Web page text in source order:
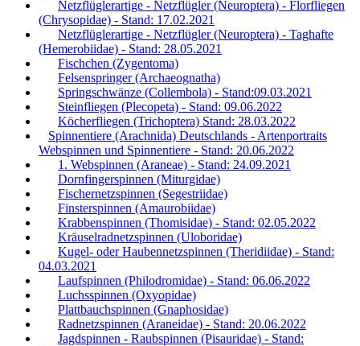
Netzflüglerartige - Netzflügler (Neuroptera) - Florfliegen
(Chrysopidae) - Stand: 17.02.2021
Netzflüglerartige - Netzflügler (Neuroptera) - Taghafte
(Hemerobiidae) - Stand: 28.05.2021
Fischchen (Zygentoma)
Felsenspringer (Archaeognatha)
Springschwänze (Collembola) - Stand:09.03.2021
Steinfliegen (Plecopeta) - Stand: 09.06.2022
Köcherfliegen (Trichoptera) Stand: 28.03.2022
Spinnentiere (Arachnida) Deutschlands - Artenportraits
Webspinnen und Spinnentiere - Stand: 20.06.2022
1. Webspinnen (Araneae) - Stand: 24.09.2021
Dornfingerspinnen (Miturgidae)
Fischernetzspinnen (Segestriidae)
Finsterspinnen (Amaurobiidae)
Krabbenspinnen (Thomisidae) - Stand: 02.05.2022
Kräuselradnetzspinnen (Uloboridae)
Kugel- oder Haubennetzspinnen (Theridiidae) - Stand:
04.03.2021
Laufspinnen (Philodromidae) - Stand: 06.06.2022
Luchsspinnen (Oxyopidae)
Plattbauchspinnen (Gnaphosidae)
Radnetzspinnen (Araneidae) - Stand: 20.06.2022
Jagdspinnen - Raubspinnen (Pisauridae) - Stand: